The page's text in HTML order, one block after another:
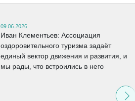
09.06.2026
Иван Клементьев: Ассоциация
оздоровительного туризма задаёт
единый вектор движения и развития, и
мы рады, что встроились в него